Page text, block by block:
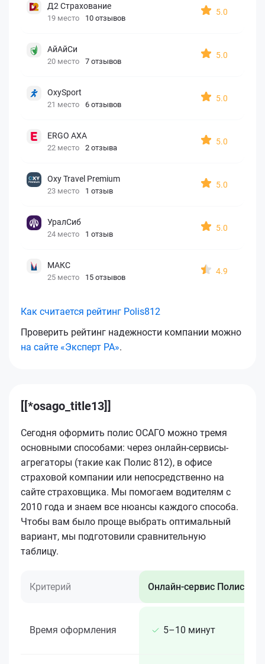
Д2 Страхование
19 место 10 отзывов
5.0
АйАйСи
20 место 7 отзывов
5.0
OxySport
21 место 6 отзывов
5.0
ERGO AXA
22 место 2 отзыва
5.0
Oxy Travel Premium
23 место 1 отзыв
5.0
УралСиб
24 место 1 отзыв
5.0
МАКС
25 место 15 отзывов
4.9
Как считается рейтинг Polis812
Проверить рейтинг надежности компании можно
на сайте «Эксперт РА».
[[*osago_title13]]
Сегодня оформить полис ОСАГО можно тремя
основными способами: через онлайн-сервисы-
агрегаторы (такие как Полис 812), в офисе
страховой компании или непосредственно на
сайте страховщика. Мы помогаем водителям с
2010 года и знаем все нюансы каждого способа.
Чтобы вам было проще выбрать оптимальный
вариант, мы подготовили сравнительную
таблицу.
Критерий Онлайн-сервис Полис 812
Время оформления 5–10 минут